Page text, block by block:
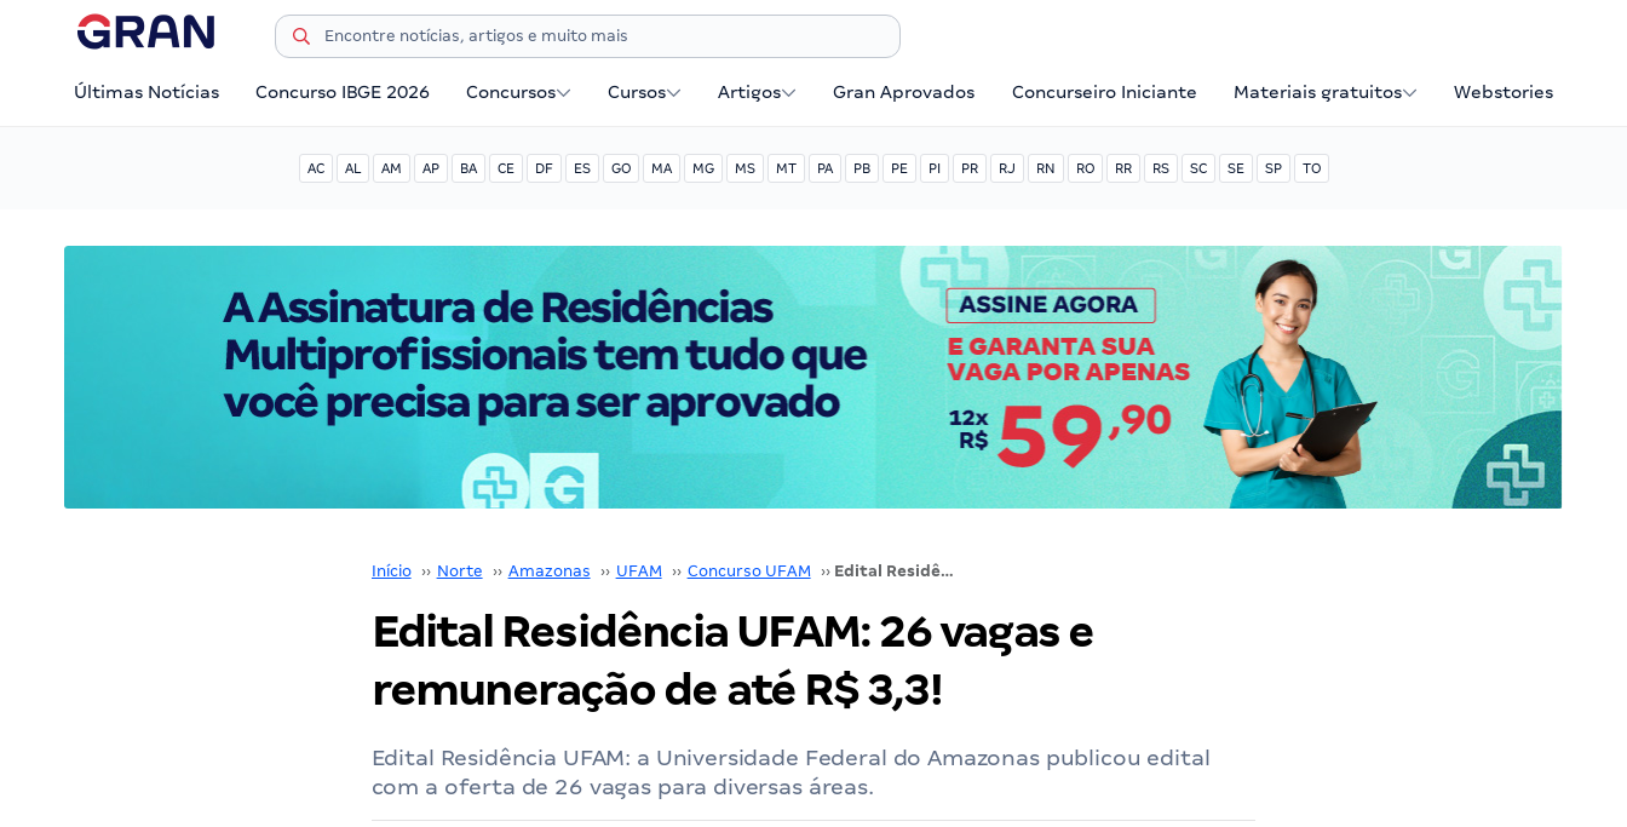
Últimas Notícias Concurso IBGE 2026 Concursos Cursos Artigos Gran Aprovados Concurseiro Iniciante Materiais gratuitos Webstories
AC AL AM AP BA CE DF ES GO MA MG MS MT PA PB PE PI PR RJ RN RO RR RS SC SE SP TO
Início ›› Norte ›› Amazonas ›› UFAM ›› Concurso UFAM ›› Edital Residência UFAM: 26 vagas e remuneração de até R$ 3,3!
Edital Residência UFAM: 26 vagas e
remuneração de até R$ 3,3!
Edital Residência UFAM: a Universidade Federal do Amazonas publicou edital
com a oferta de 26 vagas para diversas áreas.